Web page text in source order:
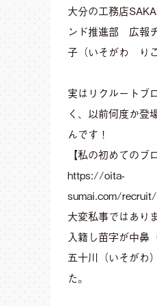
大分の工務店
ンド推進部 広報
子（いそがわ りこ
実はリクルートブ
く、以前何度か登
んです！
【私の初めてのブ
https://oita-
sumai.com/
大変私事ではあり
入籍し苗字が中鼻
五十川（いそがわ
た。